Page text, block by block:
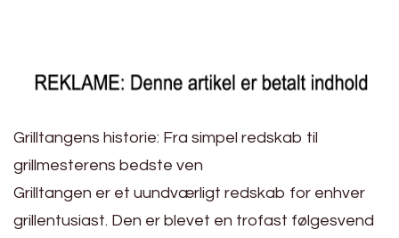
Grilltangens historie: Fra simpel redskab til
grillmesterens bedste ven
Grilltangen er et uundværligt redskab for enhver
grillentusiast. Den er blevet en trofast følgesvend